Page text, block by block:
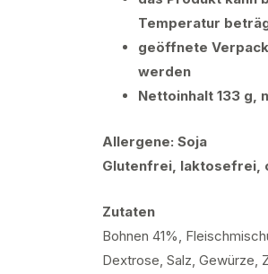
Temperatur
geöffnete
werden
Nettoinhalt 133 g,
Allergene: Soja
Glutenfrei, laktosefrei,
Zutaten
Bohnen 41%,
Dextrose, Salz, Gewürze,